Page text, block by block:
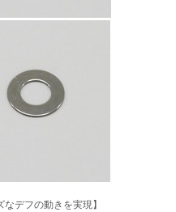
なデフの動きを実現】